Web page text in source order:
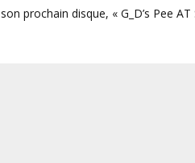
son prochain disque, « G_D’s Pee AT